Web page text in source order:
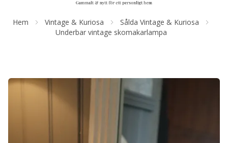
Hem Vintage & Kuriosa
Sålda Vintage & Kuriosa
Underbar vintage skomakarlampa